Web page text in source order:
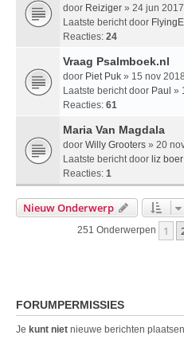
door Reiziger » 24 jun
Laatste bericht door
Reacties: 24
Vraag Psalmboek.nl
door Piet Puk » 15 nov
Laatste bericht door Paul »
Reacties: 61
Maria Van Magdala
door Willy Grooters » 20
Laatste bericht door liz boer
Reacties: 1
Nieuw Onderwerp
251 Onderwerpen 1
FORUMPERMISSIES
Je kunt niet nieuwe berichten